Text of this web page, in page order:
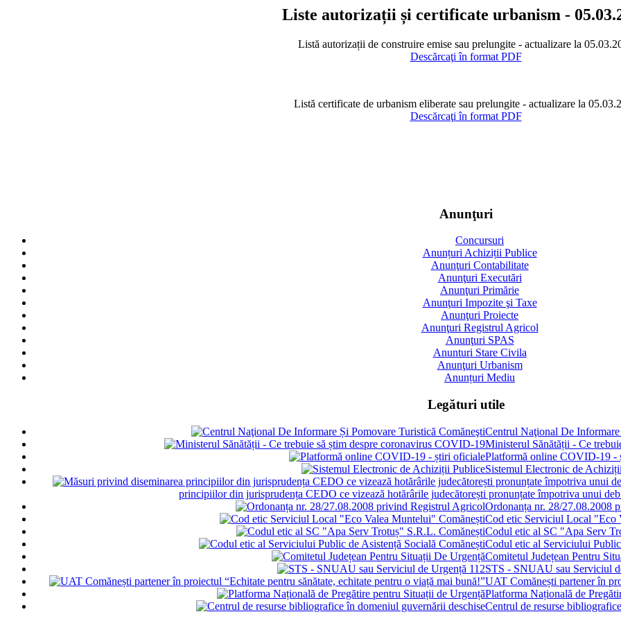
Liste autorizații și certificate urbanism -
Listă autorizații de construire emise sau prelungite - actualizare la
Descărcaţi în format PDF
Listă certificate de urbanism eliberate sau prelungite - actualizare la
Descărcaţi în format PDF
Anunţuri
Concursuri
Anunțuri Achiziții Publice
Anunţuri Contabilitate
Anunţuri Executări
Anunţuri Primărie
Anunţuri Impozite şi Taxe
Anunţuri Proiecte
Anunţuri Registrul Agricol
Anunţuri SPAS
Anunturi Stare Civila
Anunţuri Urbanism
Anunțuri Mediu
Legături utile
Centrul Naţional De
Ministerul Sănătății - Ce
Platformă online COVID-19 -
Sistemul Electronic de
principiilor din jurisprudența CEDO ce vizează hotărârile judecătorești pronunțate împotriva unui
Ordonanța nr. 28/27.08.2008
Cod etic Serviciul Local "Eco
Codul etic al SC "Apa Serv
Codul etic al Serviciului
Comitetul Județean Pentru
STS - SNUAU sau Serviciul
UAT Comănești partener în
Platforma Națională de
Centrul de resurse